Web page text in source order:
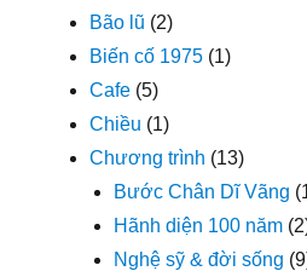
Bão lũ (2)
Biến cố 1975 (1)
Cafe (5)
Chiều (1)
Chương trình (13)
Bước Chân Dĩ Vãng
Hãnh diện 100 năm
Nghệ sỹ & đời sống